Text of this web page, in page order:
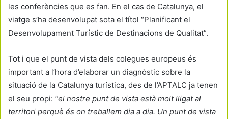
les conferències que es fan. En el cas de Catalunya, el
viatge s’ha desenvolupat sota el títol “Planificant el
Desenvolupament Turístic de Destinacions de Qualitat”.
Tot i que el punt de vista dels colegues europeus és
important a l’hora d’elaborar un diagnòstic sobre la
situació de la Catalunya turística, des de l’APTALC ja tenen
el seu propi: “el nostre punt de vista està molt lligat al
territori perquè és on treballem dia a dia. Un punt de vista